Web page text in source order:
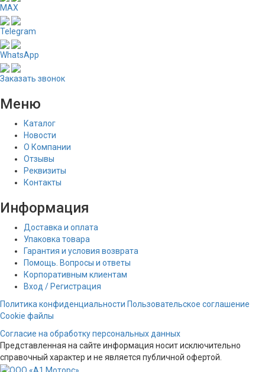
MAX
Telegram
WhatsApp
Заказать звонок
Меню
Каталог
Новости
О Компании
Отзывы
Реквизиты
Контакты
Информация
Доставка и оплата
Упаковка товара
Гарантия и условия возврата
Помощь. Вопросы и ответы
Корпоративным клиентам
Вход / Регистрация
Политика конфиденциальности Пользовательское соглашение
Cookie файлы
Согласие на обработку персональных данных
Представленная на сайте информация носит исключительно
справочный характер и не является публичной офертой.